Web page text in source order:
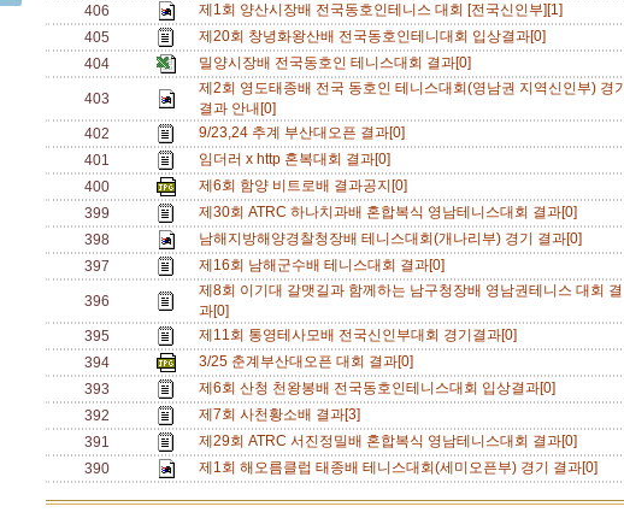
406
제1회 양산시장배 전국동호인테니스 대회 [전국신인부][1]
405
제20회 창녕화왕산배 전국동호인테니대회 입상결과[0]
404
밀양시장배 전국동호인 테니스대회 결과[0]
403
제2회 영도태종배 전국 동호인 테니스대회(영남권 지역신인부) 경기
결과 안내[0]
402 9/23,24 추계 부산대오픈 결과[0]
401
임더러 x http 혼복대회 결과[0]
400
제6회 함양 비트로배 결과공지[0]
399
제30회 ATRC 하나치과배 혼합복식 영남테니스대회 결과[0]
398
남해지방해양경찰청장배 테니스대회(개나리부) 경기 결과[0]
397
제16회 남해군수배 테니스대회 결과[0]
396
제8회 이기대 갈맷길과 함께하는 남구청장배 영남권테니스 대회 결
과[0]
395 제11회 통영테사모배 전국신인부대회 경기결과[0]
394
3/25 춘계부산대오픈 대회 결과[0]
393
제6회 산청 천왕봉배 전국동호인테니스대회 입상결과[0]
392
제7회 사천황소배 결과[3]
391
제29회 ATRC 서진정밀배 혼합복식 영남테니스대회 결과[0]
390
제1회 해오름클럽 태종배 테니스대회(세미오픈부) 경기 결과[0]